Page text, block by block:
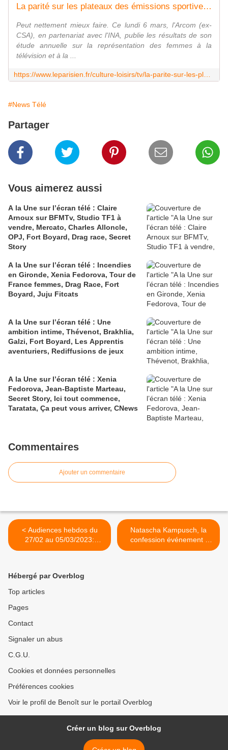
La parité sur les plateaux des émissions sportives, c'est loin d'être gagné
Peut nettement mieux faire. Ce lundi 6 mars, l'Arcom (ex-
CSA), en partenariat avec l'INA, publie les résultats de son
étude annuelle sur la représentation des femmes à la
télévision et à la ...
#News Télé
Partager
Vous aimerez aussi
A la Une sur l’écran télé : Claire
Arnoux sur BFMTv, Studio TF1 à
vendre, Mercato, Charles Alloncle,
OPJ, Fort Boyard, Drag race, Secret
Story
A la Une sur l’écran télé : Incendies
en Gironde, Xenia Fedorova, Tour de
France femmes, Drag Race, Fort
Boyard, Juju Fitcats
A la Une sur l’écran télé : Une
ambition intime, Thévenot, Brakhlia,
Galzi, Fort Boyard, Les Apprentis
aventuriers, Rediffusions de jeux
A la Une sur l’écran télé : Xenia
Fedorova, Jean-Baptiste Marteau,
Secret Story, Ici tout commence,
Taratata, Ça peut vous arriver, CNews
Commentaires
Ajouter un commentaire
< Audiences hebdos du
27/02 au 05/03/2023:
Meilleure semaine de
Natascha Kampusch, la
confession événement :
retour sur 8 ans en enfer, le
Hébergé par Overblog
Top articles
Pages
Contact
Signaler un abus
C.G.U.
Cookies et données personnelles
Préférences cookies
Voir le profil de Benoît sur le portail Overblog
Créer un blog sur Overblog